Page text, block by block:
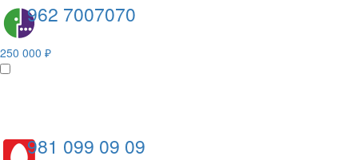
962 7007070
250 000 ₽
981 099 09 09